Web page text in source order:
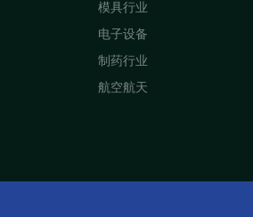
模具行业
电子设备
制药行业
航空航天